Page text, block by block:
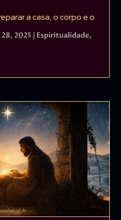
a casa, o corpo e o
28, 2025 | Espiritualidade,